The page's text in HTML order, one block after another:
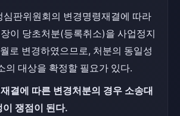
심판위원회의 변경명령재결에 따라
이 당초처분(등록취소)을 사업정지
로 변경하였으므로, 처분의 동일성
의 대상을 확정할 필요가 있다.
결에 따른 변경처분의 경우 소송대
이 쟁점이 된다.